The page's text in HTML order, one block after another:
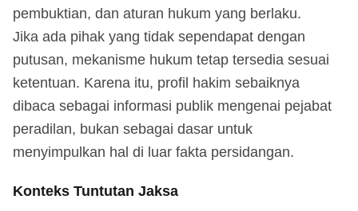
pembuktian, dan aturan hukum yang berlaku.
Jika ada pihak yang tidak sependapat dengan
putusan, mekanisme hukum tetap tersedia sesuai
ketentuan. Karena itu, profil hakim sebaiknya
dibaca sebagai informasi publik mengenai pejabat
peradilan, bukan sebagai dasar untuk
menyimpulkan hal di luar fakta persidangan.
Konteks Tuntutan Jaksa